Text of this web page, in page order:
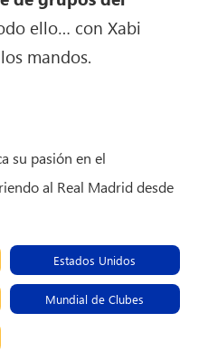
ello… con Xabi
mandos.
su pasión en el
al Real Madrid desde
Estados Unidos
Mundial de Clubes